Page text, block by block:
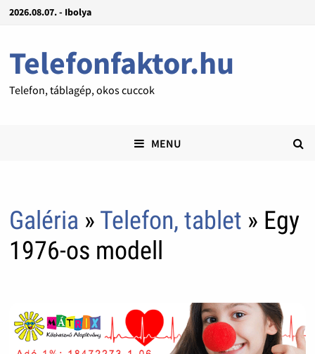
2026.08.07. - Ibolya
Telefonfaktor.hu
Telefon, táblagép, okos cuccok
MENU
Galéria » Telefon, tablet » Egy
1976-os modell